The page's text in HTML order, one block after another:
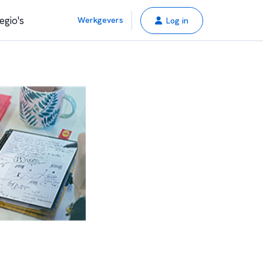
Werkgevers Log in